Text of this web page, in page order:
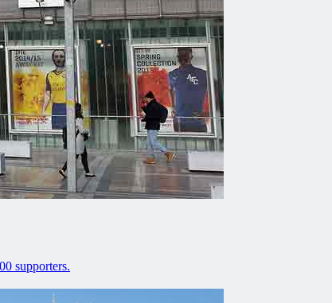
supporters.